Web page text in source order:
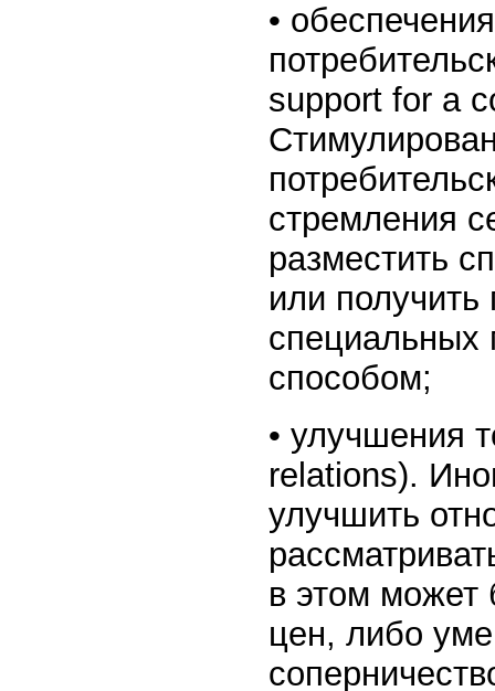
•
support for a
стремления
разместить
или
специальных
способом;
• улучшения
relations).
улучшить
в этом
цен, либо